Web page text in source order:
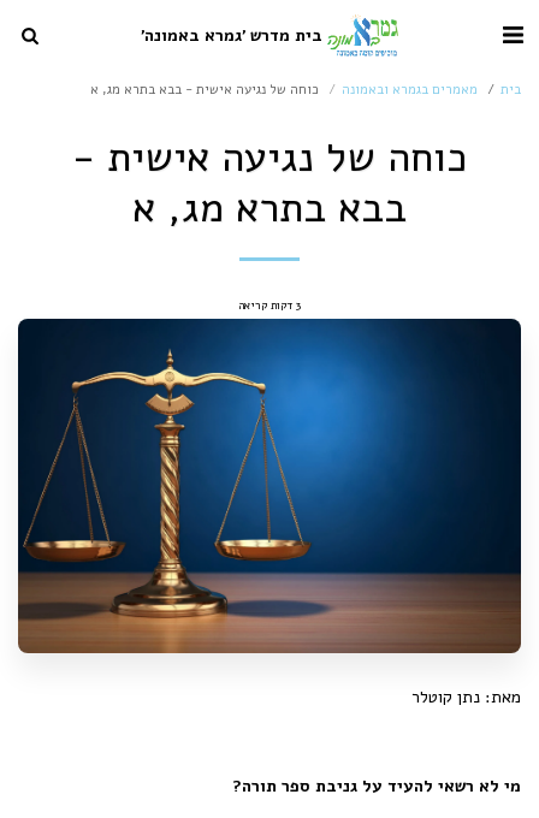
בית מדרש 'גמרא באמונה'
בית מאמרים בגמרא ובאמונה כוחה של נגיעה אישית - בבא בתרא מג, א
כוחה של נגיעה אישית -
בבא בתרא מג, א
3 דקות קריאה
מאת: נתן קוטלר
מי לא רשאי להעיד על גניבת ספר תורה?